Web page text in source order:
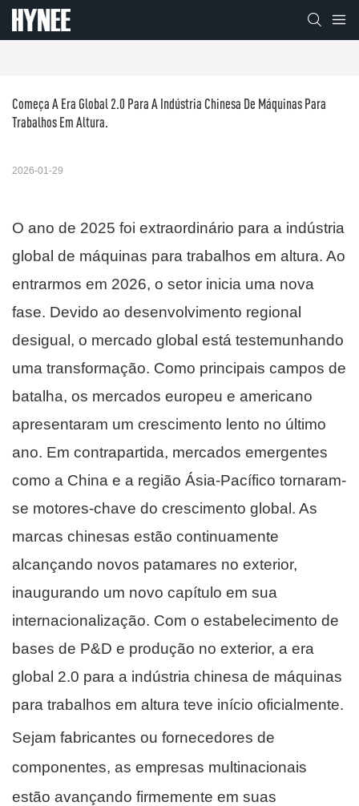
Começa A Era Global 2.0 Para A Indústria Chinesa De Máquinas Para
Trabalhos Em Altura.
2026-01-29
O ano de 2025 foi extraordinário para a indústria
global de máquinas para trabalhos em altura. Ao
entrarmos em 2026, o setor inicia uma nova
fase. Devido ao desenvolvimento regional
desigual, o mercado global está testemunhando
uma transformação. Como principais campos de
batalha, os mercados europeu e americano
apresentaram um crescimento lento no último
ano. Em contrapartida, mercados emergentes
como a China e a região Ásia-Pacífico tornaram-
se motores-chave do crescimento global. As
marcas chinesas estão continuamente
alcançando novos patamares no exterior,
inaugurando um novo capítulo em sua
internacionalização. Com o estabelecimento de
bases de P&D e produção no exterior, a era
global 2.0 para a indústria chinesa de máquinas
para trabalhos em altura teve início oficialmente.
Sejam fabricantes ou fornecedores de
componentes, as empresas multinacionais
estão avançando firmemente em suas